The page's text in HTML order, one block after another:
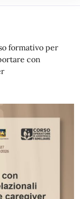
formativo per
con